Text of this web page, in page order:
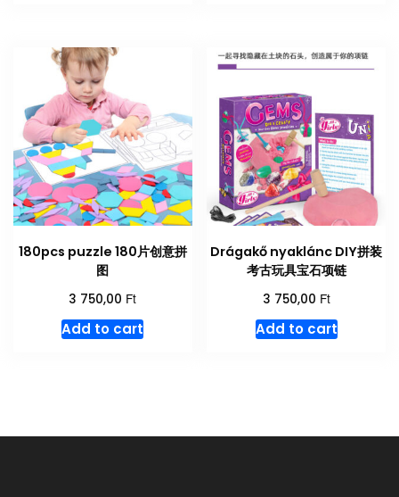
180pcs puzzle 180片创意拼
图
3 750,00 Ft
Add to cart
Drágakő nyaklánc DIY拼装
考古玩具宝石项链
3 750,00 Ft
Add to cart